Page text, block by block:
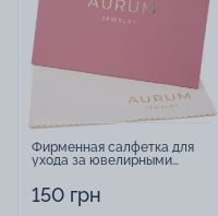
Фирменная салфетка для
ухода за ювелирными
150 грн